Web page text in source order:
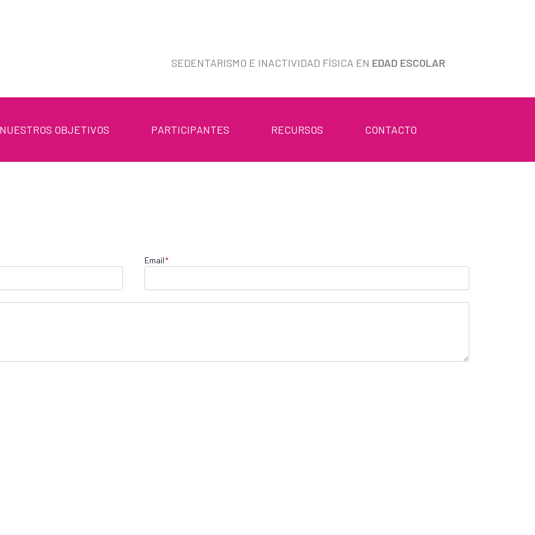
SEDENTARISMO E INACTIVIDAD FÍSICA EN EDAD ESCOLAR
NUESTROS OBJETIVOS PARTICIPANTES RECURSOS CONTACTO
Email*